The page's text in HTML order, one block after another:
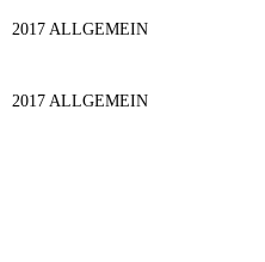
2017 ALLGEMEIN
2017 ALLGEMEIN